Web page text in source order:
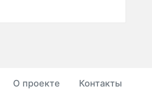
О проекте Контакты